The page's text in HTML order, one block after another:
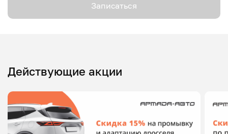
Записаться
Действующие акции